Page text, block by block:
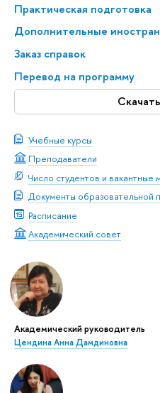
Практическая подготовка
Дополнительные
Заказ справок
Перевод на программу
Учебные курсы
Преподаватели
Число студентов и вакантные
Документы образовательной
Расписание
Академический совет
Академический руководитель
Цендина Анна Дамдиновна